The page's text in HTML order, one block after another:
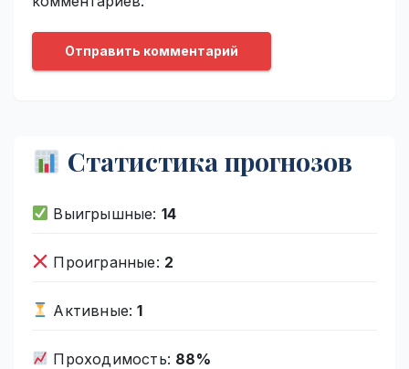
Статистика прогнозов
Выигрышные: 14
Проигранные: 2
Активные:1
Проходимость: 88%